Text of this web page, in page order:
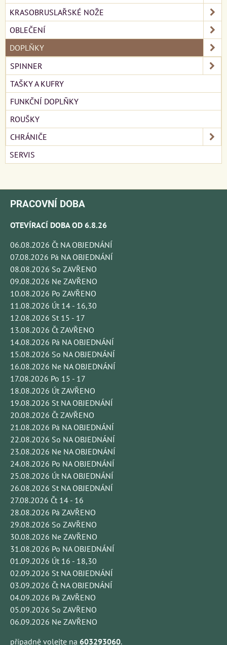
KRASOBRUSLAŘSKÉ NOŽE
OBLEČENÍ
DOPLŇKY
SPINNER
TAŠKY A KUFRY
FUNKČNÍ DOPLŇKY
ROUŠKY
CHRÁNIČE
SERVIS
PRACOVNÍ DOBA
OTEVÍRACÍ DOBA OD 6.8.26
06.08.2026 Čt NA OBJEDNÁNÍ
07.08.2026 Pá NA OBJEDNÁNÍ
08.08.2026 So ZAVŘENO
09.08.2026 Ne ZAVŘENO
10.08.2026 Po ZAVŘENO
11.08.2026 Út 14 - 16,30
12.08.2026 St 15 - 17
13.08.2026 Čt ZAVŘENO
14.08.2026 Pá NA OBJEDNÁNÍ
15.08.2026 So NA OBJEDNÁNÍ
16.08.2026 Ne NA OBJEDNÁNÍ
17.08.2026 Po 15 - 17
18.08.2026 Út ZAVŘENO
19.08.2026 St NA OBJEDNÁNÍ
20.08.2026 Čt ZAVŘENO
21.08.2026 Pá NA OBJEDNÁNÍ
22.08.2026 So NA OBJEDNÁNÍ
23.08.2026 Ne NA OBJEDNÁNÍ
24.08.2026 Po NA OBJEDNÁNÍ
25.08.2026 Út NA OBJEDNÁNÍ
26.08.2026 St NA OBJEDNÁNÍ
27.08.2026 Čt 14 - 16
28.08.2026 Pá ZAVŘENO
29.08.2026 So ZAVŘENO
30.08.2026 Ne ZAVŘENO
31.08.2026 Po NA OBJEDNÁNÍ
01.09.2026 Út 16 - 18,30
02.09.2026 St NA OBJEDNÁNÍ
03.09.2026 Čt NA OBJEDNÁNÍ
04.09.2026 Pá ZAVŘENO
05.09.2026 So ZAVŘENO
06.09.2026 Ne ZAVŘENO
případně volejte na 603293060.